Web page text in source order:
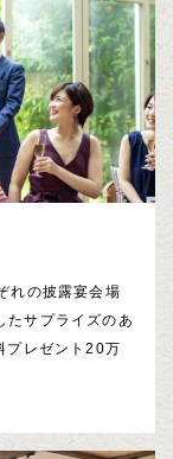
れの披露宴会場
たサプライズのあ
プレゼント20万